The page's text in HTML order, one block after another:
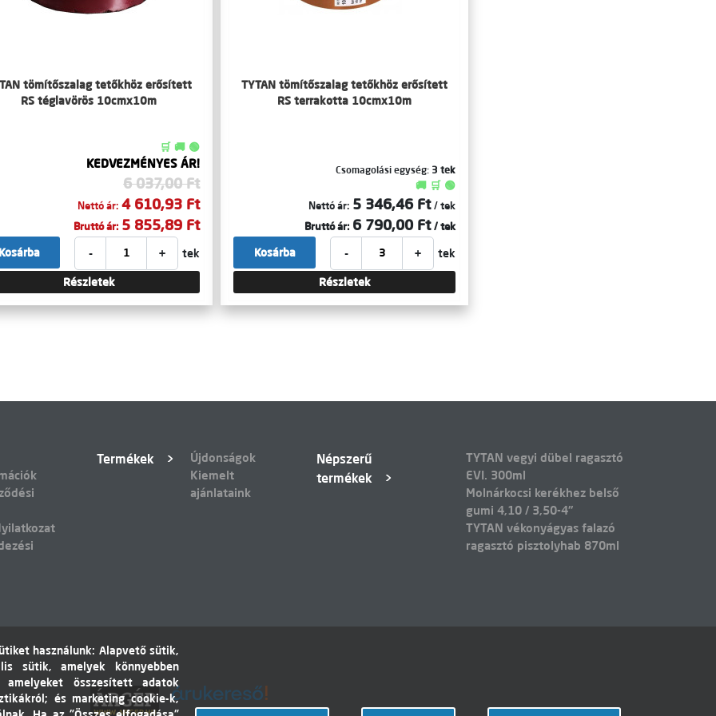
tömítőszalag tetőkhöz erősített
RS téglavörös 10cmx10m
🛒 🚚 🟢
KEDVEZMÉNYES ÁR!
6 037,00 Ft
Nettó ár: 4 610,93 Ft
Bruttó ár: 5 855,89 Ft
- + tek
Részletek
TYTAN tömítőszalag tetőkhöz erősített
RS terrakotta 10cmx10m
Csomagolási egység: 3 tek
🚚 🛒 🟢
Nettó ár: 5 346,46 Ft / tek
Bruttó ár: 6 790,00 Ft / tek
- + tek
Kosárba
Részletek
Termékek
Újdonságok
Kiemelt
ajánlataink
Népszerű
termékek
TYTAN vegyi dübel ragasztó
EVI. 300ml
Molnárkocsi kerékhez belső
gumi 4,10 / 3,50-4"
TYTAN vékonyágyas falazó
ragasztó pisztolyhab 870ml
használunk: Alapvető sütik,
sütik, amelyek könnyebben
amelyeket összesített adatok
és marketing cookie-k,